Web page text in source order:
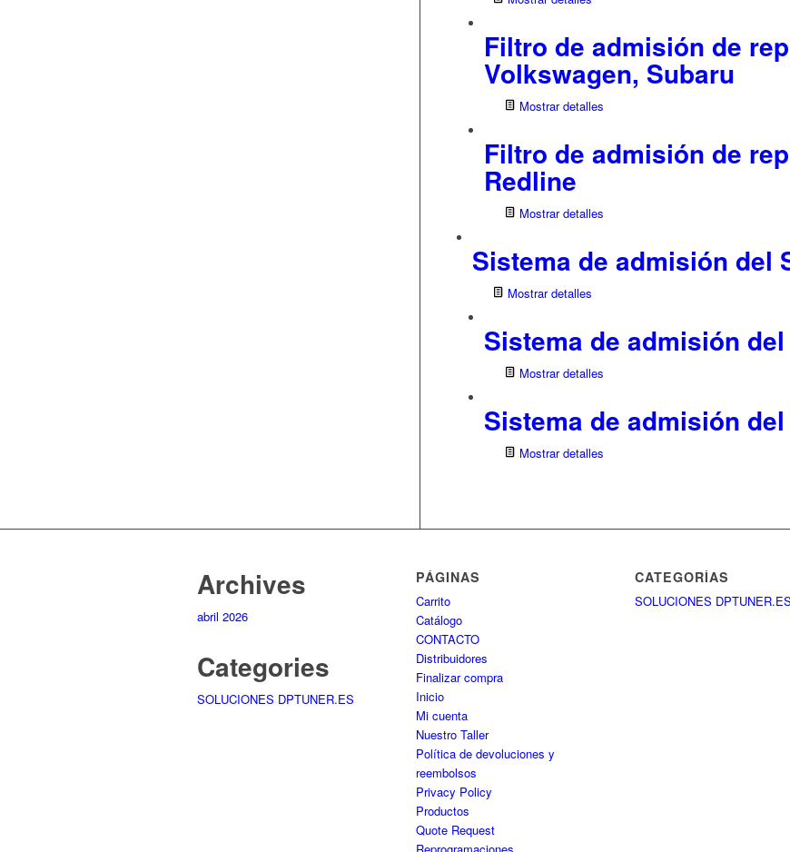
Filtro de admisión de
Volkswagen, Subaru
Mostrar detalles
Filtro de admisión de
Redline
Mostrar detalles
Sistema de admisión del
Mostrar detalles
Sistema de admisión
Mostrar detalles
Sistema de admisión
Mostrar detalles
Archives
abril 2026
Categories
SOLUCIONES DPTUNER.ES
PÁGINAS
Carrito
Catálogo
CONTACTO
Distribuidores
Finalizar compra
Inicio
Mi cuenta
Nuestro Taller
Política de devoluciones y
reembolsos
Privacy Policy
Productos
Quote Request
CATEGORÍAS
SOLUCIONES DPTUNER.ES